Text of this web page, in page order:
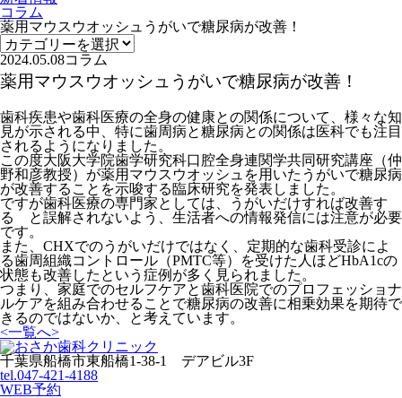
コラム
薬用マウスウオッシュうがいで糖尿病が改善！
2024.05.08コラム
薬用マウスウオッシュうがいで糖尿病が改善！
歯科疾患や歯科医療の全身の健康との関係について、様々な知
見が示される中、特に歯周病と糖尿病との関係は医科でも注目
されるようになりました。
この度大阪大学院歯学研究科口腔全身連関学共同研究講座（仲
野和彦教授）が薬用マウスウオッシュを用いたうがいで糖尿病
が改善することを示唆する臨床研究を発表しました。
ですが歯科医療の専門家としては、うがいだけすれば改善す
る と誤解されないよう、生活者への情報発信には注意が必要
です。
また、CHXでのうがいだけではなく、定期的な歯科受診によ
る歯周組織コントロール（PMTC等）を受けた人ほどHbA1cの
状態も改善したという症例が多く見られました。
つまり、家庭でのセルフケアと歯科医院でのプロフェッショナ
ルケアを組み合わせることで糖尿病の改善に相乗効果を期待で
きるのではないか、と考えています。
<一覧へ>
千葉県船橋市東船橋1-38-1 デアビル3F
tel.047-421-4188
WEB予約